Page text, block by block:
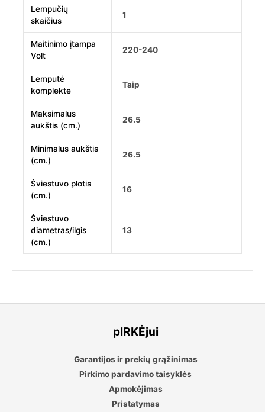
Lempučių
skaičius
1
Maitinimo įtampa
Volt
220-240
Lemputė
komplekte
Taip
Maksimalus
aukštis (cm.)
26.5
Minimalus aukštis
(cm.)
26.5
Šviestuvo plotis
(cm.)
16
Šviestuvo
diametras/ilgis
(cm.)
13
pIRKĖjui
Garantijos ir prekių grąžinimas
Pirkimo pardavimo taisyklės
Apmokėjimas
Pristatymas